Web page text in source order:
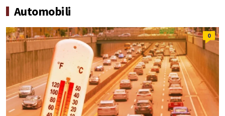
Automobili
0